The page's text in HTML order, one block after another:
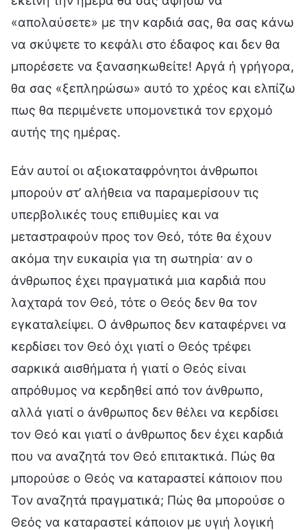
«απολαύσετε» με την καρδιά σας, θα σας κάνω
να σκύψετε το κεφάλι στο έδαφος και δεν θα
μπορέσετε να ξανασηκωθείτε! Αργά ή γρήγορα,
θα σας «ξεπληρώσω» αυτό το χρέος και ελπίζω
πως θα περιμένετε υπομονετικά τον ερχομό
αυτής της ημέρας.
Εάν αυτοί οι αξιοκαταφρόνητοι άνθρωποι
μπορούν στ’ αλήθεια να παραμερίσουν τις
υπερβολικές τους επιθυμίες και να
μεταστραφούν προς τον Θεό, τότε θα έχουν
ακόμα την ευκαιρία για τη σωτηρία· αν ο
άνθρωπος έχει πραγματικά μια καρδιά που
λαχταρά τον Θεό, τότε ο Θεός δεν θα τον
εγκαταλείψει. Ο άνθρωπος δεν καταφέρνει να
κερδίσει τον Θεό όχι γιατί ο Θεός τρέφει
σαρκικά αισθήματα ή γιατί ο Θεός είναι
απρόθυμος να κερδηθεί από τον άνθρωπο,
αλλά γιατί ο άνθρωπος δεν θέλει να κερδίσει
τον Θεό και γιατί ο άνθρωπος δεν έχει καρδιά
που να αναζητά τον Θεό επιτακτικά. Πώς θα
μπορούσε ο Θεός να καταραστεί κάποιον που
Τον αναζητά πραγματικά; Πώς θα μπορούσε ο
Θεός να καταραστεί κάποιον με υγιή λογική